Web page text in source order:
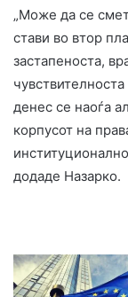
„Може да се
стави во втор
застапеноста,
чувствителноста
денес се наоѓа
корпусот на
додаде Назарко.